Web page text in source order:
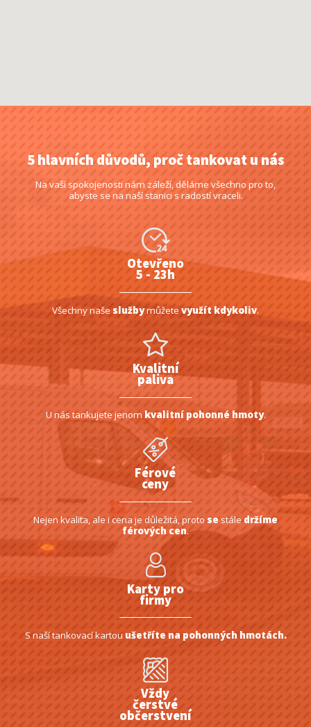
5 hlavních důvodů, proč tankovat u nás
Na vaší spokojenosti nám záleží, děláme všechno pro to,
abyste se na naší stanici s radostí vraceli.
Otevřeno
5 - 23h
Všechny našeslužbymůžete využít kdykoliv.
Kvalitní
paliva
U nás tankujete jenom kvalitní pohonné hmoty.
Férové
ceny
Nejen kvalita, ale i cena je důležitá, proto se stále držíme
férových cen.
Karty pro
firmy
S naší tankovací kartou ušetříte na pohonných hmotách.
Vždy
čerstvé
občerstvení